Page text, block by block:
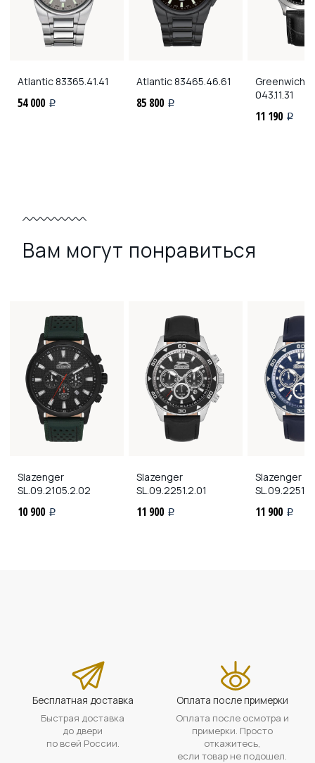
Atlantic83365.41.41
54 000 i
Atlantic83465.46.61
85 800 i
Greenwich
043.11.31
11 190 i
Вам могут понравиться
Slazenger
SL.09.2105.2.02
10 900 i
Slazenger
SL.09.2251.2.01
11 900 i
Slazenger
11 900 i
Бесплатная доставка
Быстрая доставка
до двери
по всей России.
Оплата после примерки
Оплата после осмотра и
примерки. Просто
откажитесь,
если товар не подошел.